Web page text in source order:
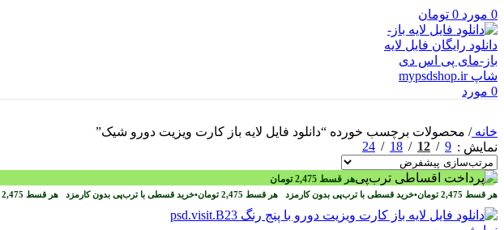
0 مورد 0 تومان
0 مورد
خانه/ محصولات برچسب خورده “دانلود فایل لایه باز کارت ویزیت دورو شیک”
نمایش
9
12
18
24
هر قسط 2,475 تومان
هر قسط 2,475 تومان•خرید قسطی با ترب‌پی بدون کارمزد هر قسط 2,475 تومان•خرید قسطی با ترب‌پی بدون کارمزد هر قسط 2,475